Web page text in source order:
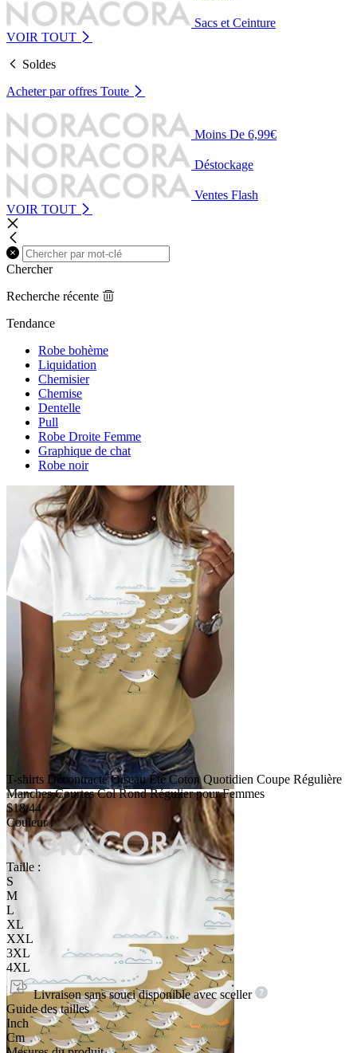
Sacs et Ceinture
VOIR TOUT
Soldes
Acheter par offres Toute
Moins De 6,99€
Déstockage
Ventes Flash
VOIR TOUT
Chercher
Recherche récente
Tendance
Robe bohème
Liquidation
Chemisier
Chemise
Dentelle
Pull
Robe Droite Femme
Graphique de chat
Robe noir
T-shirts Décontracté Oiseau Été Coton Quotidien Coupe Régulière
Manches Courtes Col Rond Régulier pour Femmes
$18.44
Couleur :
Taille :
S
M
L
XL
XXL
3XL
4XL
Livraison sans souci disponible avec sceller
Guide des tailles
Inch
Cm